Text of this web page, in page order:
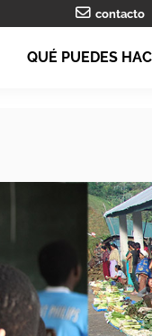
contacto
QUÉ PUEDES